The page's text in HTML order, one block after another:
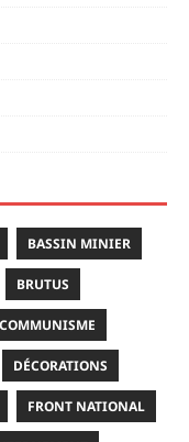
BASSIN MINIER
BRUTUS
COMMUNISME
DÉCORATIONS
FRONT NATIONAL